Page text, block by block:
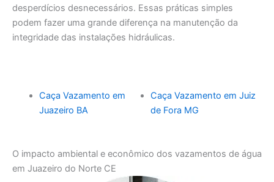
desperdícios desnecessários. Essas práticas simples
podem fazer uma grande diferença na manutenção da
integridade das instalações hidráulicas.
Caça Vazamento em
Juazeiro BA
Caça Vazamento em Juiz
de Fora MG
O impacto ambiental e econômico dos vazamentos de água
em Juazeiro do Norte CE